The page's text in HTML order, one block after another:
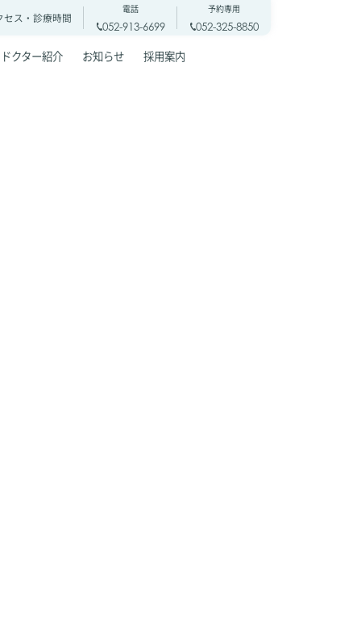
セス・診療時間
電話
052-913-6699
予約専用
052-325-8850
ドクター紹介 お知らせ 採用案内